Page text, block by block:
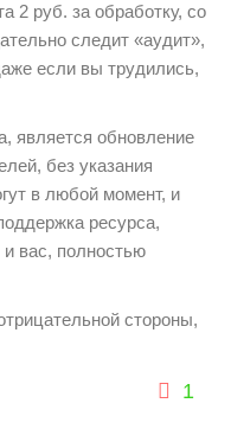
2 руб. за обработку, со
следит «аудит»,
если вы трудились,
является обновление
без указания
в любой момент, и
ресурса,
и вас, полностью
стороны,
1